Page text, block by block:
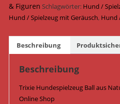
9
cm
/
Petrol
& Figuren Schlagwörter: Hund /
Hund / Spielzeug mit Geräusch, Hund
Beschreibung
Beschreibung
Trixie Hundespielzeug Ball aus
Online Shop